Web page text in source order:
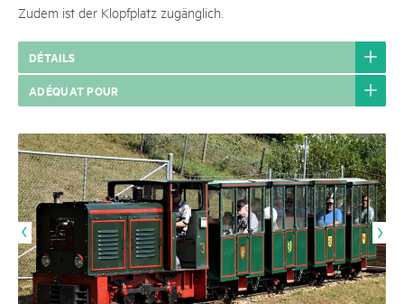
Zudem ist der Klopfplatz zugänglich.
DÉTAILS
ADÉQUAT POUR